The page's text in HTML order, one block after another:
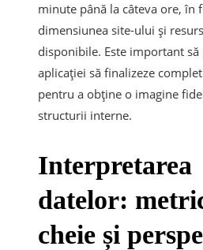
minute până la câteva ore, în
dimensiunea site-ului și
disponibile. Este important
aplicației să finalizeze
pentru a obține o imagine
structurii interne.
Interpretarea
datelor:
cheie și